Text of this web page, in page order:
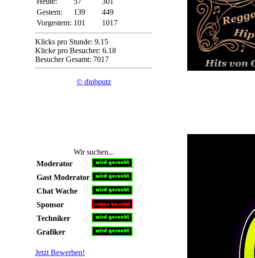
Gestern:
139
449
Vorgestern: 101 1017
Klicks pro Stunde: 9.15
Klicke pro Besucher: 6.18
Besucher Gesamt: 7017
© diphputz
Wir suchen...
Moderator
Gast Moderator
Chat Wache
Sponsor
Techniker
Grafiker
Jetzt Bewerben!